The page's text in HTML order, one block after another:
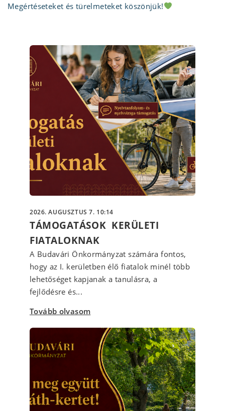
Megértéseteket és türelmeteket köszönjük!
2026. AUGUSZTUS 7. 10:14
TÁMOGATÁSOK KERÜLETI
FIATALOKNAK
A Budavári Önkormányzat számára fontos,
hogy az I. kerületben élő fiatalok minél több
lehetőséget kapjanak a tanulásra, a
fejlődésre és...
Tovább olvasom